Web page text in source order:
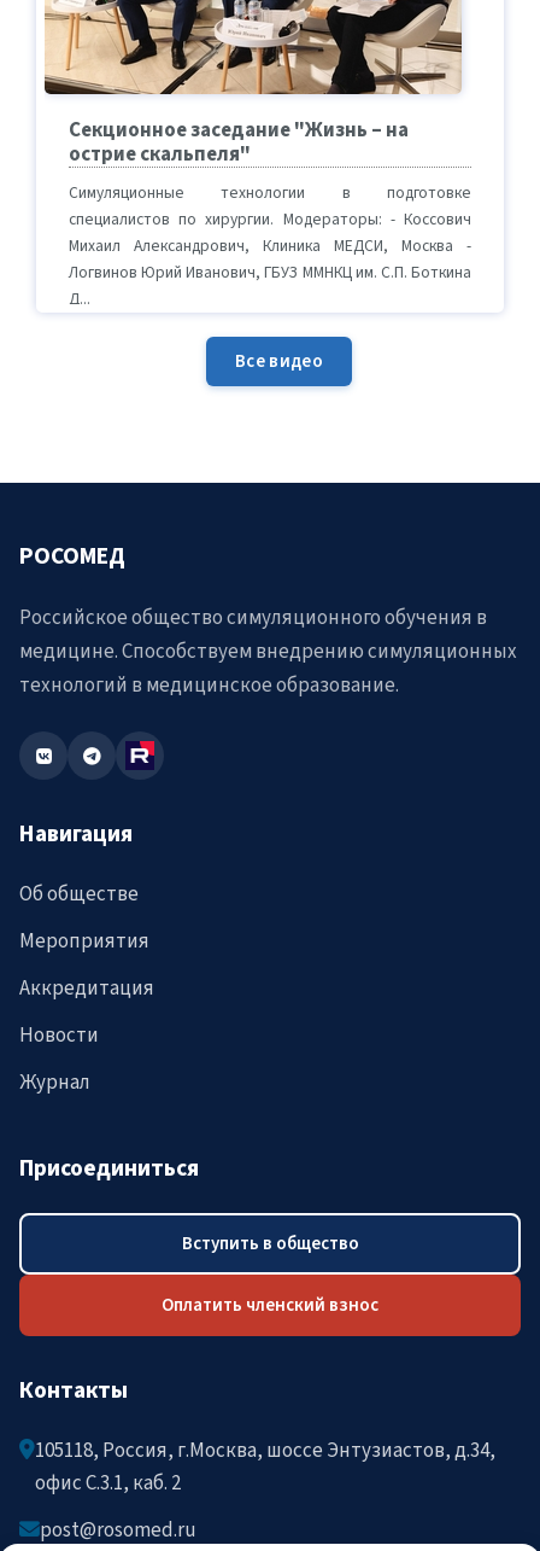
Секционное заседание "Жизнь – на
острие скальпеля"
Симуляционные технологии в подготовке
специалистов по хирургии. Модераторы: - Коссович
Михаил Александрович, Клиника МЕДСИ, Москва -
Логвинов Юрий Иванович, ГБУЗ ММНКЦ им. С.П. Боткина
Д...
Все видео
РОСОМЕД
Российское общество симуляционного обучения в
медицине. Способствуем внедрению симуляционных
технологий в медицинское образование.
Навигация
Об обществе
Мероприятия
Аккредитация
Новости
Журнал
Присоединиться
Вступить в общество
Оплатить членский взнос
Контакты
105118, Россия, г.Москва, шоссе Энтузиастов, д.34,
офис C.3.1, каб. 2
post@rosomed.ru